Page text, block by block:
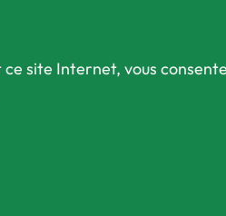
site Internet, vous